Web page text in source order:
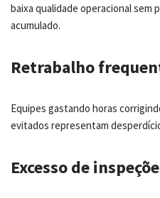
baixa qualidade operacional sem
acumulado.
Retrabalho
Equipes gastando horas
evitados representam
Excesso de